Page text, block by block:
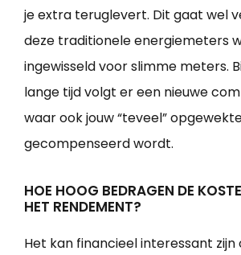
je extra teruglevert. Dit gaat wel
deze traditionele energiemeters
ingewisseld voor slimme meters.
lange tijd volgt er een nieuwe
waar ook jouw “teveel”
gecompenseerd wordt.
HOE HOOG BEDRAGEN DE
HET RENDEMENT?
Het kan financieel interessant zijn